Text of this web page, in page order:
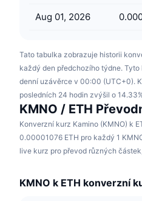
Aug 01, 2026
Tato tabulka zobrazuje historii
každý den předchozího týdne.
denní uzávěrce v 00:00 (UTC+0).
posledních 24 hodin zvýšil o
KMNO / ETH
Konverzní kurz Kamino (KMNO) k
0.00001076 ETH pro každý 1
live kurz pro převod různých
KMNO k ETH konverzní